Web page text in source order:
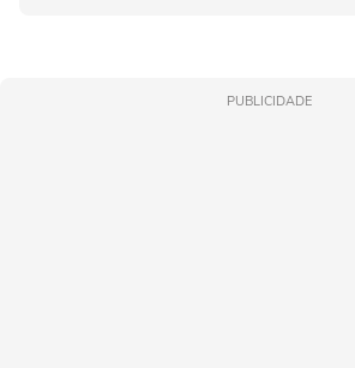
PUBLICIDADE